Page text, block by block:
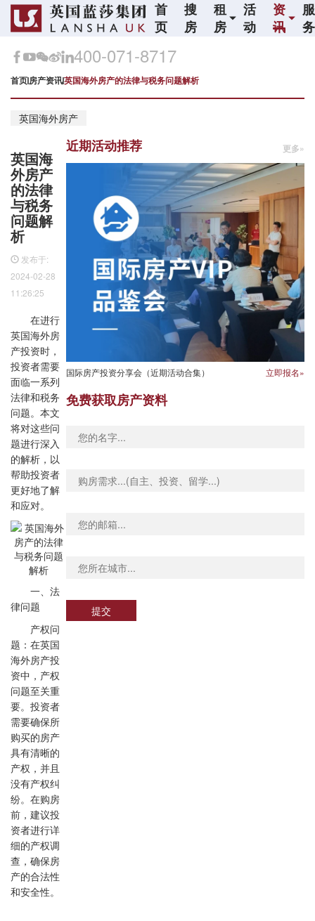
首
页
搜
房
租
房
活
动
资
讯
服
务
400-071-8717
首页房产资讯英国海外房产的法律与税务问题解析
英国海外房产
英国海
外房产
的法律
与税务
问题解
析
发布于:
2024-02-28
11:26:25
在进行
英国海外房
产投资时，
投资者需要
面临一系列
法律和税务
问题。本文
将对这些问
题进行深入
的解析，以
帮助投资者
更好地了解
和应对。
一、法
律问题
产权问
题：在英国
海外房产投
资中，产权
问题至关重
要。投资者
需要确保所
购买的房产
具有清晰的
产权，并且
没有产权纠
纷。在购房
前，建议投
资者进行详
细的产权调
查，确保房
产的合法性
和安全性。
近期活动推荐 更多»
国际房产投资分享会（近期活动合集） 立即报名»
免费获取房产资料
提交